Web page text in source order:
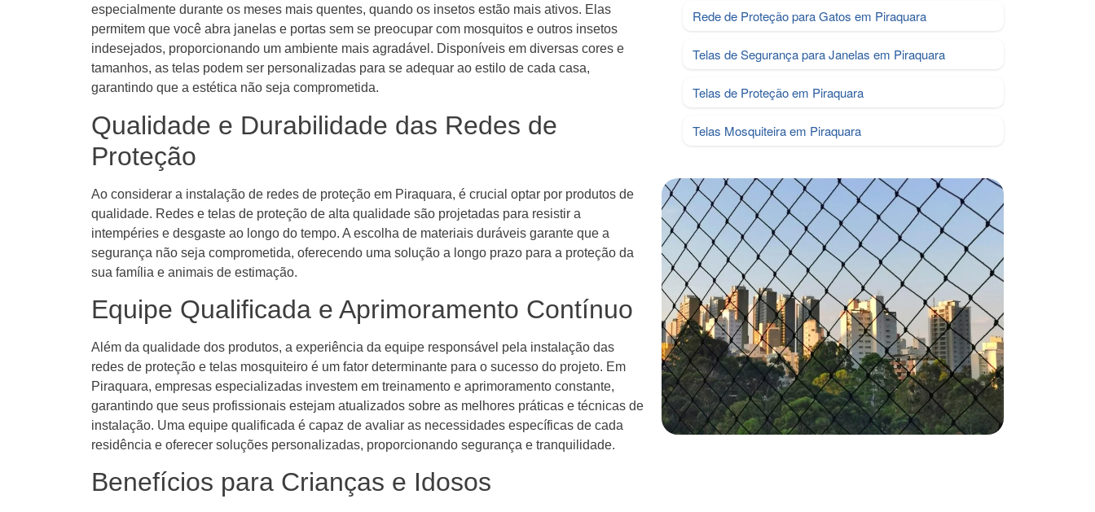
especialmente durante os meses mais quentes, quando os insetos estão mais ativos. Elas
permitem que você abra janelas e portas sem se preocupar com mosquitos e outros insetos
indesejados, proporcionando um ambiente mais agradável. Disponíveis em diversas cores e
tamanhos, as telas podem ser personalizadas para se adequar ao estilo de cada casa,
garantindo que a estética não seja comprometida.
Qualidade e Durabilidade das Redes de
Proteção
Ao considerar a instalação de redes de proteção em Piraquara, é crucial optar por produtos de
qualidade. Redes e telas de proteção de alta qualidade são projetadas para resistir a
intempéries e desgaste ao longo do tempo. A escolha de materiais duráveis garante que a
segurança não seja comprometida, oferecendo uma solução a longo prazo para a proteção da
sua família e animais de estimação.
Equipe Qualificada e Aprimoramento Contínuo
Além da qualidade dos produtos, a experiência da equipe responsável pela instalação das
redes de proteção e telas mosquiteiro é um fator determinante para o sucesso do projeto. Em
Piraquara, empresas especializadas investem em treinamento e aprimoramento constante,
garantindo que seus profissionais estejam atualizados sobre as melhores práticas e técnicas de
instalação. Uma equipe qualificada é capaz de avaliar as necessidades específicas de cada
residência e oferecer soluções personalizadas, proporcionando segurança e tranquilidade.
Benefícios para Crianças e Idosos
Rede de Proteção para Gatos em Piraquara
Telas de Segurança para Janelas em Piraquara
Telas de Proteção em Piraquara
Telas Mosquiteira em Piraquara